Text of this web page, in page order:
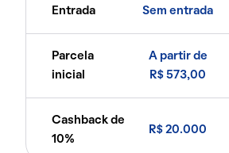
Entrada Sem entrada
Parcela
inicial
A partir de
R$ 573,00
Cashback de
10%
R$ 20.000